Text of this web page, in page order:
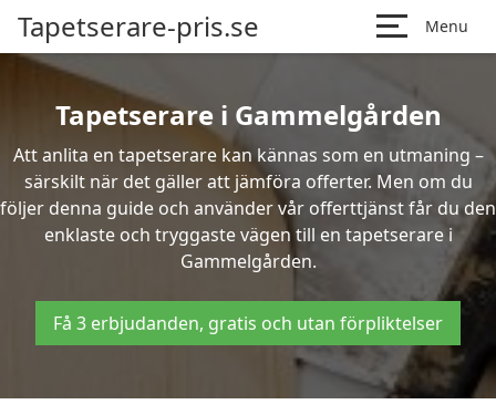
Tapetserare-pris.se Menu
Tapetserare i Gammelgården
Att anlita en tapetserare kan kännas som en utmaning –
särskilt när det gäller att jämföra offerter. Men om du
följer denna guide och använder vår offerttjänst får du den
enklaste och tryggaste vägen till en tapetserare i
Gammelgården.
Få 3 erbjudanden, gratis och utan förpliktelser